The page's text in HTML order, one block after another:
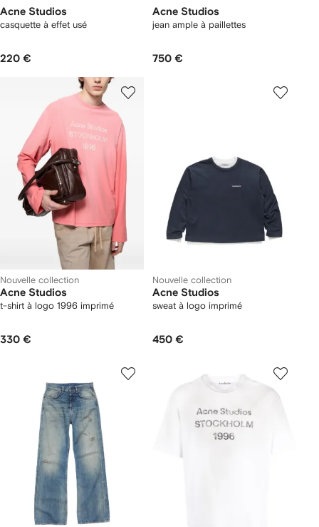
Acne Studios
casquette à effet usé
220 €
Acne Studios
jean ample à paillettes
750 €
Nouvelle collection
Acne Studios
t-shirt à logo 1996 imprimé
330 €
Nouvelle collection
Acne Studios
sweat à logo imprimé
450 €